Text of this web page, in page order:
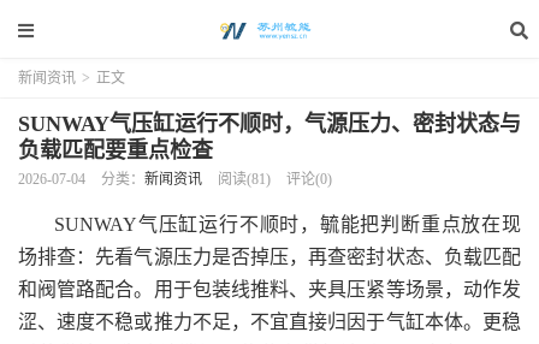
新闻资讯 > 正文
SUNWAY气压缸运行不顺时，气源压力、密封状态与
负载匹配要重点检查
2026-07-04 分类： 新闻资讯 阅读(81) 评论(0)
SUNWAY气压缸运行不顺时，毓能把判断重点放在现
场排查：先看气源压力是否掉压，再查密封状态、负载匹配
和阀管路配合。用于包装线推料、夹具压紧等场景，动作发
涩、速度不稳或推力不足，不宜直接归因于气缸本体。更稳